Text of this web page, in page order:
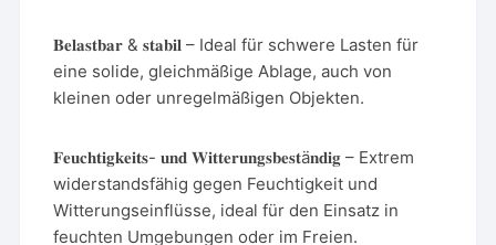
𝐁𝐞𝐥𝐚𝐬𝐭𝐛𝐚𝐫 & 𝐬𝐭𝐚𝐛𝐢𝐥 – Ideal für schwere Lasten für
eine solide, gleichmäßige Ablage, auch von
kleinen oder unregelmäßigen Objekten.
𝐅𝐞𝐮𝐜𝐡𝐭𝐢𝐠𝐤𝐞𝐢𝐭𝐬- 𝐮𝐧𝐝 𝐖𝐢𝐭𝐭𝐞𝐫𝐮𝐧𝐠𝐬𝐛𝐞𝐬𝐭ä𝐧𝐝𝐢𝐠 – Extrem
widerstandsfähig gegen Feuchtigkeit und
Witterungseinflüsse, ideal für den Einsatz in
feuchten Umgebungen oder im Freien.